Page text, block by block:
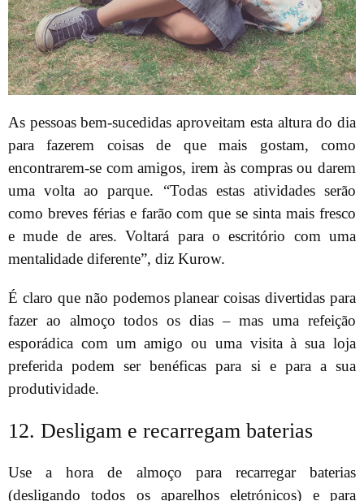
As pessoas bem-sucedidas aproveitam esta altura do dia
para fazerem coisas de que mais gostam, como
encontrarem-se com amigos, irem às compras ou darem
uma volta ao parque. “Todas estas atividades serão
como breves férias e farão com que se sinta mais fresco
e mude de ares. Voltará para o escritório com uma
mentalidade diferente”, diz Kurow.
É claro que não podemos planear coisas divertidas para
fazer ao almoço todos os dias – mas uma refeição
esporádica com um amigo ou uma visita à sua loja
preferida podem ser benéficas para si e para a sua
produtividade.
12. Desligam e recarregam baterias
Use a hora de almoço para recarregar baterias
(desligando todos os aparelhos eletrónicos) e para